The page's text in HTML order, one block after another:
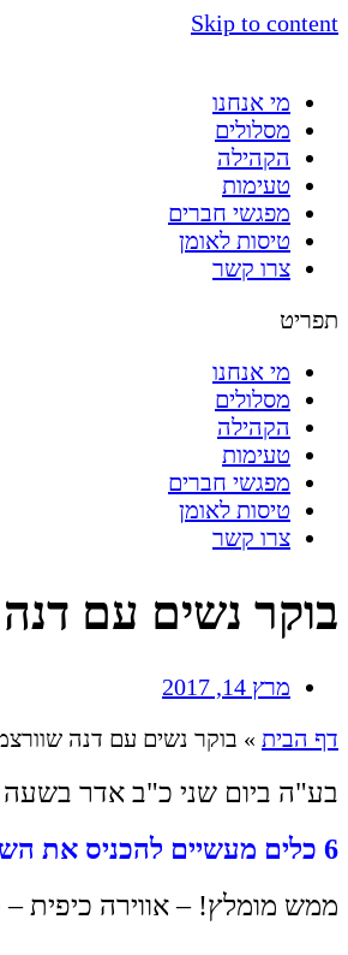
Skip to content
מי אנחנו
מסלולים
הקהילה
טעימות
מפגשי חברים
טיסות לאומן
צרו קשר
תפריט
מי אנחנו
מסלולים
הקהילה
טעימות
מפגשי חברים
טיסות לאומן
צרו קשר
בוקר נשים עם
מרץ 14, 2017
דף הבית » בוקר נשים עם דנה
בע"ה ביום שני כ"ב אדר בשעה 10:00 בוקר נשים בנושא –
6 כלים מעשיים להכניס את השמחה לחיים !
ממש מומלץ! – אווירה כיפית –